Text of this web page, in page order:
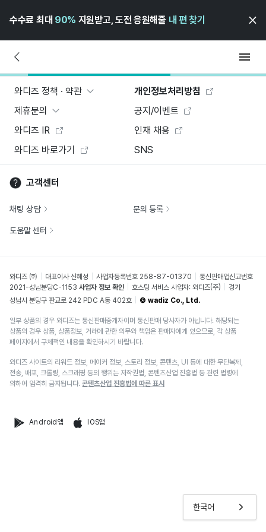
수수료 최대 90% 지원받고, 도전 응원해줄 내 편 찾기
한국어
와디즈 정책 · 약관
개인정보처리방침
제휴문의
공지/이벤트
와디즈 IR
인재 채용
와디즈 바로가기
SNS
고객센터
채팅 상담 문의 등록
도움말 센터
와디즈 ㈜ 대표이사 신혜성 사업자등록번호 258-87-01370
통신판매업신고번호
2021-성남분당C-1153 사업자 정보 확인 호스팅 서비스 사업자: 와디즈(주)
경기
성남시 분당구 판교로 242 PDC A동 402호
© wadiz Co., Ltd.
일부 상품의 경우 와디즈는 통신판매중개자이며 통신판매 당사자가 아닙니다. 해당되는
상품의 경우 상품, 상품정보, 거래에 관한 의무와 책임은 판매자에게 있으므로, 각 상품
페이지에서 구체적인 내용을 확인하시기 바랍니다.
와디즈 사이트의 리워드 정보, 메이커 정보, 스토리 정보, 콘텐츠, UI 등에 대한 무단복제,
전송, 배포, 크롤링, 스크래핑 등의 행위는 저작권법, 콘텐츠산업 진흥법 등 관련 법령에
의하여 엄격히 금지됩니다. 콘텐츠산업 진흥법에 따른 표시
Android앱 IOS앱